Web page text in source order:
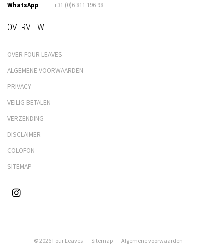
WhatsApp
+31 (0)6 811 196 98
OVERVIEW
OVER FOUR LEAVES
ALGEMENE VOORWAARDEN
PRIVACY
VEILIG BETALEN
VERZENDING
DISCLAIMER
COLOFON
SITEMAP
© 2026 Four Leaves Sitemap Algemene voorwaarden